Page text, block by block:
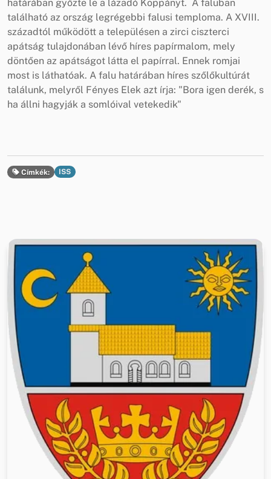
határában győzte le a lázadó Koppányt. A faluban
található az ország legrégebbi falusi temploma. A XVIII.
századtól működött a településen a zirci ciszterci
apátság tulajdonában lévő híres papírmalom, mely
döntően az apátságot látta el papírral. Ennek romjai
most is láthatóak. A falu határában híres szőlőkultúrát
találunk, melyről Fényes Elek azt írja: "Bora igen derék, s
ha állni hagyják a somlóival vetekedik"
Címkék: ISS